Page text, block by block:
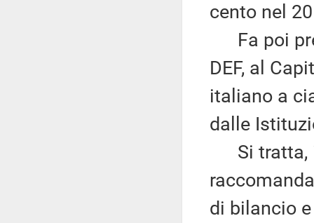
cento nel
Fa poi
DEF, al
italiano a
dalle
Si tratta,
di bilancio